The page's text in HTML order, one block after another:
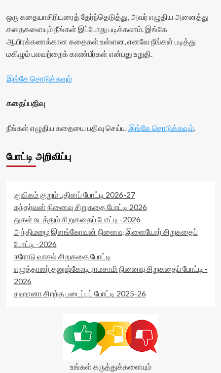
ஒரு கதையாசிரியரைத் தேர்ந்தெடுத்து, அவர் எழுதிய அனைத்து
கதைகளையும் நீங்கள் இப்போது படிக்கலாம். இங்கே
ஆயிரக்கணக்கான கதைகள் உள்ளன, எனவே நீங்கள் படித்து
மகிழும் பலவற்றைக் காண்பீர்கள் என்பது உறுதி.
இங்கே சொடுக்கவும்
கதைப்பதிவு
நீங்கள் எழுதிய கதையை பதிவு செய்ய இங்கே சொடுக்கவும்.
போட்டி அறிவிப்பு
குவிகம் குறும் புதினப் போட்டி 2026-27
கந்தர்வன் நினைவு சிறுகதை போட்டி 2026
துகள் நடத்தும் சிறுகதைப் போட்டி -2026
அந்திமழை இளங்கோவன் நினைவு இளையோர் சிறுகதைப்
போட்டி -2026
ஈரோடு வாசல் சிறுகதை போட்டி
எழுத்தாளர் தனுஷ்கோடி ராமசாமி நினைவு சிறுகதைப் போட்டி -
2026
சஹானா சிறந்த படைப்புப் போட்டி 2025-26
உங்கள் கருத்துக்களையும்